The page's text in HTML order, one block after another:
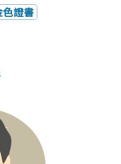
色證書